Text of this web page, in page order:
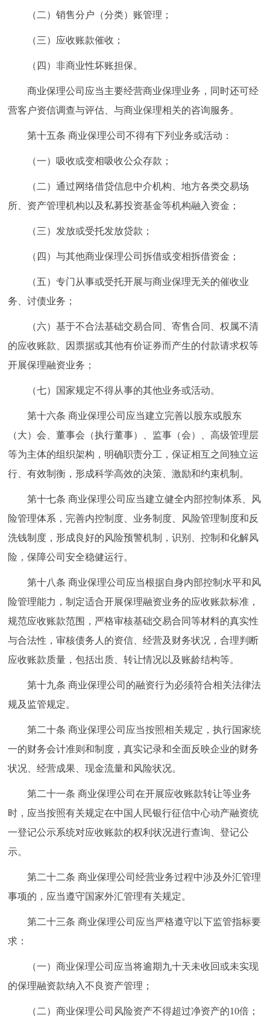
（二）销售分户（分类）账管理；
（三）应收账款催收；
（四）非商业性坏账担保。
商业保理公司应当主要经营商业保理业务，同时还可经
营客户资信调查与评估、与商业保理相关的咨询服务。
第十五条 商业保理公司不得有下列业务或活动：
（一）吸收或变相吸收公众存款；
（二）通过网络借贷信息中介机构、地方各类交易场
所、资产管理机构以及私募投资基金等机构融入资金；
（三）发放或受托发放贷款；
（四）与其他商业保理公司拆借或变相拆借资金；
（五）专门从事或受托开展与商业保理无关的催收业
务、讨债业务；
（六）基于不合法基础交易合同、寄售合同、权属不清
的应收账款、因票据或其他有价证券而产生的付款请求权等
开展保理融资业务；
（七）国家规定不得从事的其他业务或活动。
第十六条 商业保理公司应当建立完善以股东或股东
（大）会、董事会（执行董事）、监事（会）、高级管理层
等为主体的组织架构，明确职责分工，保证相互之间独立运
行、有效制衡，形成科学高效的决策、激励和约束机制。
第十七条 商业保理公司应当建立健全内部控制体系、风
险管理体系，完善内控制度、业务制度、风险管理制度和反
洗钱制度，形成良好的风险预警机制，识别、控制和化解风
险，保障公司安全稳健运行。
第十八条 商业保理公司应当根据自身内部控制水平和风
险管理能力，制定适合开展保理融资业务的应收账款标准，
规范应收账款范围，严格审核基础交易合同等材料的真实性
与合法性，审核债务人的资信、经营及财务状况，合理判断
应收账款质量，包括出质、转让情况以及账龄结构等。
第十九条 商业保理公司的融资行为必须符合相关法律法
规及监管规定。
第二十条 商业保理公司应当按照相关规定，执行国家统
一的财务会计准则和制度，真实记录和全面反映企业的财务
状况、经营成果、现金流量和风险状况。
第二十一条 商业保理公司在开展应收账款转让等业务
时，应当按照有关规定在中国人民银行征信中心动产融资统
一登记公示系统对应收账款的权利状况进行查询、登记公
示。
第二十二条 商业保理公司经营业务过程中涉及外汇管理
事项的，应当遵守国家外汇管理有关规定。
第二十三条 商业保理公司应当严格遵守以下监管指标要
求：
（一）商业保理公司应当将逾期九十天未收回或未实现
的保理融资款纳入不良资产管理；
（二）商业保理公司风险资产不得超过净资产的10倍；